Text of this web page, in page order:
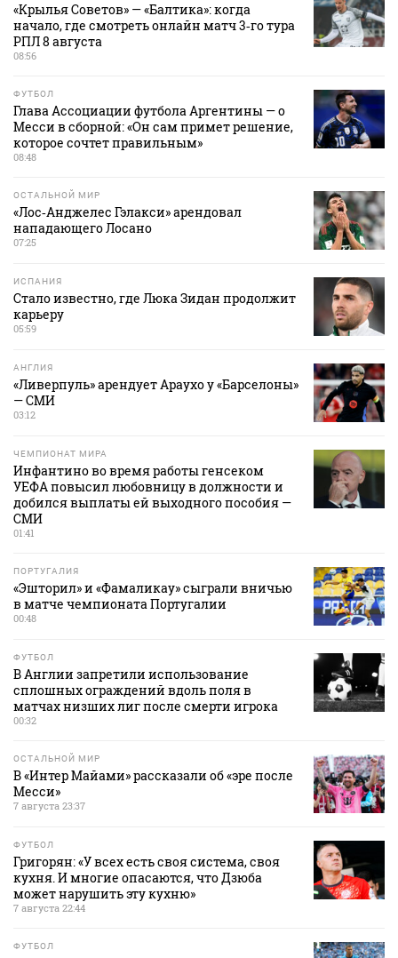
«Крылья Советов» — «Балтика»: когда
начало, где смотреть онлайн матч 3‑го тура
РПЛ 8 августа
08:56
ФУТБОЛ
Глава Ассоциации футбола Аргентины — о
Месси в сборной: «Он сам примет решение,
которое сочтет правильным»
08:48
ОСТАЛЬНОЙ МИР
«Лос‑Анджелес Гэлакси» арендовал
нападающего Лосано
07:25
ИСПАНИЯ
Стало известно, где Люка Зидан продолжит
карьеру
05:59
АНГЛИЯ
«Ливерпуль» арендует Араухо у «Барселоны»
— СМИ
03:12
ЧЕМПИОНАТ МИРА
Инфантино во время работы генсеком
УЕФА повысил любовницу в должности и
добился выплаты ей выходного пособия —
СМИ
01:41
ПОРТУГАЛИЯ
«Эшторил» и «Фамаликау» сыграли вничью
в матче чемпионата Португалии
00:48
ФУТБОЛ
В Англии запретили использование
сплошных ограждений вдоль поля в
матчах низших лиг после смерти игрока
00:32
ОСТАЛЬНОЙ МИР
В «Интер Майами» рассказали об «эре после
Месси»
7 августа 23:37
ФУТБОЛ
Григорян: «У всех есть своя система, своя
кухня. И многие опасаются, что Дзюба
может нарушить эту кухню»
7 августа 22:44
ФУТБОЛ